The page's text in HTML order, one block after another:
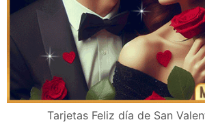
Tarjetas Feliz día de San